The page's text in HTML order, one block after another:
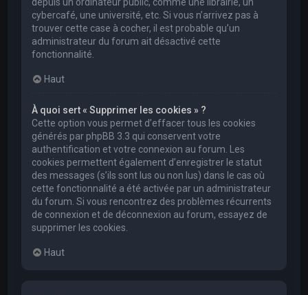
cybercafé, une université, etc. Si vous n’arrivez pas à
trouver cette case à cocher, il est probable qu’un
administrateur du forum ait désactivé cette
fonctionnalité.
Haut
À quoi sert « Supprimer les cookies » ?
Cette option vous permet d’effacer tous les cookies
générés par phpBB 3.3 qui conservent votre
authentification et votre connexion au forum. Les
cookies permettent également d’enregistrer le statut
des messages (s’ils sont lus ou non lus) dans le cas où
cette fonctionnalité a été activée par un administrateur
du forum. Si vous rencontrez des problèmes récurrents
de connexion et de déconnexion au forum, essayez de
supprimer les cookies.
Haut